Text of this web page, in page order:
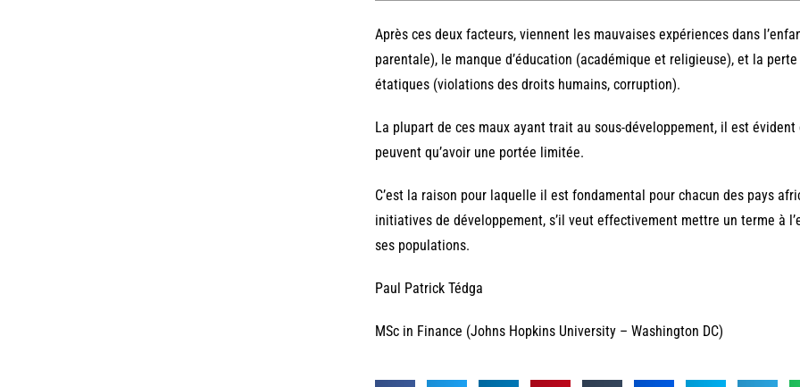
Après ces deux facteurs, viennent les mauvaises expériences dans
parentale), le manque d’éducation (académique et religieuse), et la
étatiques (violations des droits humains, corruption).
La plupart de ces maux ayant trait au sous-développement, il est
peuvent qu’avoir une portée limitée.
C’est la raison pour laquelle il est fondamental pour chacun des pays
initiatives de développement, s’il veut effectivement mettre un terme à
ses populations.
Paul Patrick Tédga
MSc in Finance (Johns Hopkins University – Washington DC)